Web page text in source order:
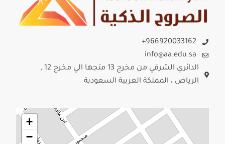
966920033162+
info@aa.edu.sa
الدائري الشرقي من مخرج 13 متجها الي مخرج 12 ,
الرياض ، المملكة العربية السعودية
+
−